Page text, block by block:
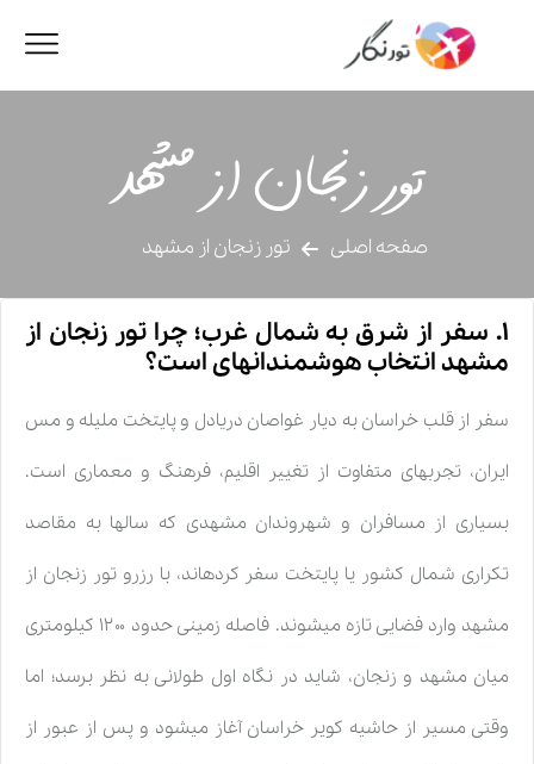
تور زنجان از مشهد
صفحه اصلی تور زنجان از مشهد
۱. سفر از شرق به شمال غرب؛ چرا تور زنجان از
مشهد انتخاب هوشمندانهای است؟
سفر از قلب خراسان به دیار غواصان دریادل و پایتخت ملیله و مس
ایران، تجربهای متفاوت از تغییر اقلیم، فرهنگ و معماری است.
بسیاری از مسافران و شهروندان مشهدی که سالها به مقاصد
تکراری شمال کشور یا پایتخت سفر کردهاند، با رزرو تور زنجان از
مشهد وارد فضایی تازه میشوند. فاصله زمینی حدود ۱۲۰۰ کیلومتری
میان مشهد و زنجان، شاید در نگاه اول طولانی به نظر برسد؛ اما
وقتی مسیر از حاشیه کویر خراسان آغاز میشود و پس از عبور از